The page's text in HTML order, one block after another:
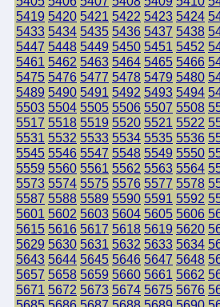
5419 5420 5421 5422 5423 5424
5433 5434 5435 5436 5437 5438
5447 5448 5449 5450 5451 5452
5461 5462 5463 5464 5465 5466
5475 5476 5477 5478 5479 5480
5489 5490 5491 5492 5493 5494
5503 5504 5505 5506 5507 5508
5517 5518 5519 5520 5521 5522
5531 5532 5533 5534 5535 5536
5545 5546 5547 5548 5549 5550
5559 5560 5561 5562 5563 5564
5573 5574 5575 5576 5577 5578
5587 5588 5589 5590 5591 5592
5601 5602 5603 5604 5605 5606
5615 5616 5617 5618 5619 5620
5629 5630 5631 5632 5633 5634
5643 5644 5645 5646 5647 5648
5657 5658 5659 5660 5661 5662
5671 5672 5673 5674 5675 5676